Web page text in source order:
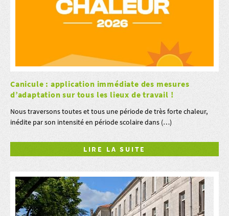
Canicule : application immédiate des mesures
d’adaptation sur tous les lieux de travail !
Nous traversons toutes et tous une période de très forte chaleur,
inédite par son intensité en période scolaire dans (…)
LIRE LA SUITE